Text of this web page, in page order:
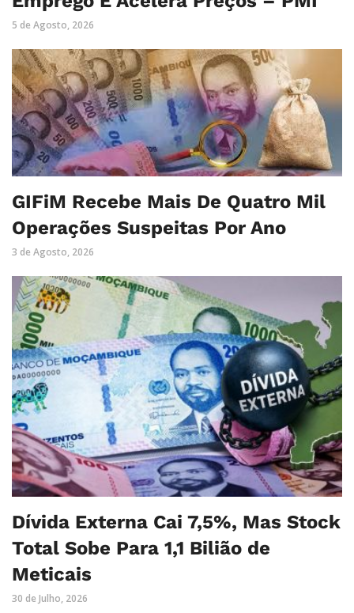
5 de Agosto, 2026
GIFiM Recebe Mais De Quatro Mil
Operações Suspeitas Por Ano
3 de Agosto, 2026
Dívida Externa Cai 7,5%, Mas Stock
Total Sobe Para 1,1 Bilião de
Meticais
30 de Julho, 2026